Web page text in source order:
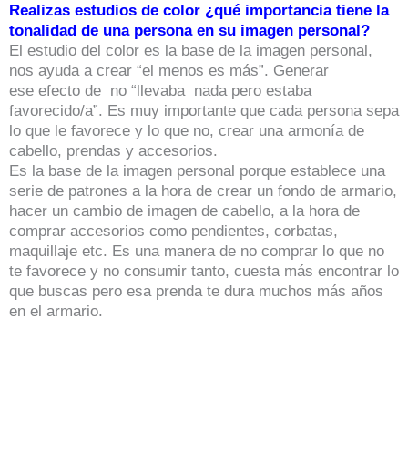
Realizas estudios de color ¿qué importancia tiene la
tonalidad de una persona en su imagen personal?
El estudio del color es la base de la imagen personal,
nos ayuda a crear “el menos es más”. Generar
ese efecto de no “llevaba nada pero estaba
favorecido/a”. Es muy importante que cada persona sepa
lo que le favorece y lo que no, crear una armonía de
cabello, prendas y accesorios.
Es la base de la imagen personal porque establece una
serie de patrones a la hora de crear un fondo de armario,
hacer un cambio de imagen de cabello, a la hora de
comprar accesorios como pendientes, corbatas,
maquillaje etc. Es una manera de no comprar lo que no
te favorece y no consumir tanto, cuesta más encontrar lo
que buscas pero esa prenda te dura muchos más años
en el armario.